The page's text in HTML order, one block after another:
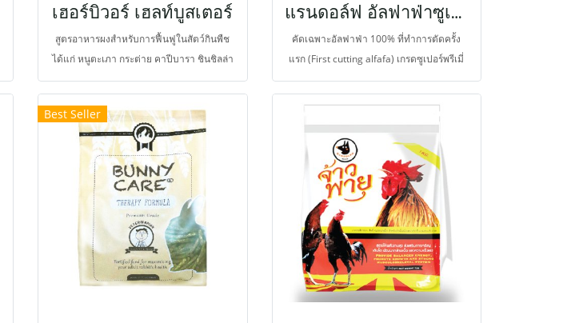
เฮอร์บิวอร์ เฮลท์บูสเตอร์
สูตรอาหารผงสำหรับการฟื้นฟูในสัตว์กินพืช
ได้แก่ หนูตะเภา กระต่าย คาปีบารา ชินชิลล่า
แพรีด็อก ที่สมบูรณ์ที่สามารถบูสสุขภาพได้เร็ว
ยิ่งขึ้น ความพิเศษที่อุดมไปด้วยไบโอแอค
ทีฟเปปไทด์ กรดอะมิโน และนิวคลีโอไทด์
ปริมาณสูงจากสารสกัดออโตไลซ์ยีสต์ เบต้า
กลูแคน โอเมกา 3-6 แอสตาแซนทีน โพรไบ
โอติกส์ และไอโซเลตเวย์โปรตีน จึงให้ระดับ
โปรตีนสูงมากเพียงพอสำหรับการซ่อมแซม
ส่วนที่สึกหรอและการฟื้นตัวที่รวดเร็วยิ่งขึ้น
และยังเสริมกรดไขมันสายกลางช่วยให้
พลังงานมากยิ่งขึ้น การดูดซึมนำไปใช้รวดเร็ว
และมีประสิทธิภาพดียิ่งขึ้น จึงเร่งการใช้
แรนดอล์ฟ อัลฟาฟ่าซูเปอร์พรีเมี่ยมตัดครั้งแรก
คัดเฉพาะอัลฟาฟ่า 100% ที่ทำการตัดครั้ง
แรก (First cutting alfafa) เกรดซูเปอร์พรีเมี่
ยมหรือเกรดที่ดีที่สุดในอเมริกา หรือในช่วง
กำลังสร้างกิ่งก้านในและตาดอก (MID - BUD)
ซึ่งถือว่าเป็นจุดพอดีของพืชที่จะมีระดับของ
คุณค่าทางโภชนาการสูง
Best Seller